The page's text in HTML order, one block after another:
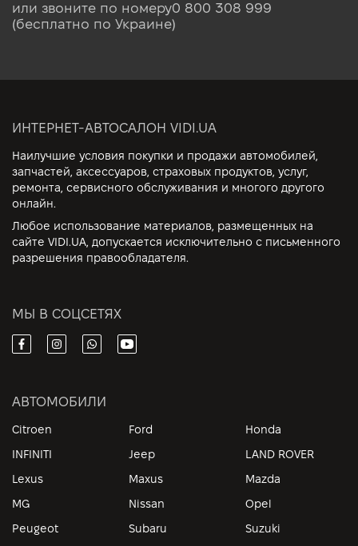
или звоните по номеру0 800 308 999
(бесплатно по Украине)
ИНТЕРНЕТ-АВТОСАЛОН VIDI.UA
Наилучшие условия покупки и продажи автомобилей,
запчастей, аксессуаров, страховых продуктов, услуг,
ремонта, сервисного обслуживания и многого другого
онлайн.
Любое использование материалов, размещенных на
сайте VIDI.UA, допускается исключительно с письменного
разрешения правообладателя.
МЫ В СОЦСЕТЯХ
АВТОМОБИЛИ
Citroen Ford
Honda
INFINITI
Jeep
LAND ROVER
Lexus
Maxus
Mazda
MG
Nissan
Opel
Peugeot
Subaru
Suzuki